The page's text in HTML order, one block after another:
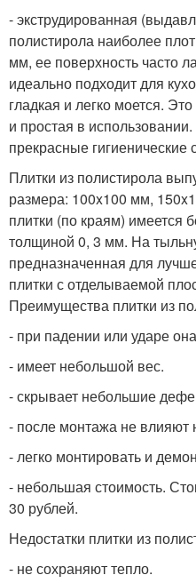
- экструдированная
полистирола наиболее
мм, ее поверхность часто
идеально подходит для
гладкая и легко моется.
и простая в
прекрасные гигиенические
Плитки из полистирола
размера: 100x100 мм,
плитки (по краям) имеется
толщиной 0, 3 мм. На
предназначенная для
плитки с отделываемой
Преимущества плитки из
- при падении или ударе
- имеет небольшой вес.
- скрывает небольшие
- после монтажа не влияют
- легко монтировать и
- небольшая стоимость.
30 рублей.
Недостатки плитки из
- не сохраняют тепло.